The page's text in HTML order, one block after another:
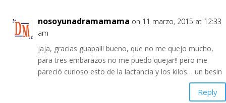
nosoyunadramamama on 11 marzo, 2015 at 12:33
am
jaja, gracias guapa!!! bueno, que no me quejo mucho,
para tres embarazos no me puedo quejar!! pero me
pareció curioso esto de la lactancia y los kilos… un besin
Reply